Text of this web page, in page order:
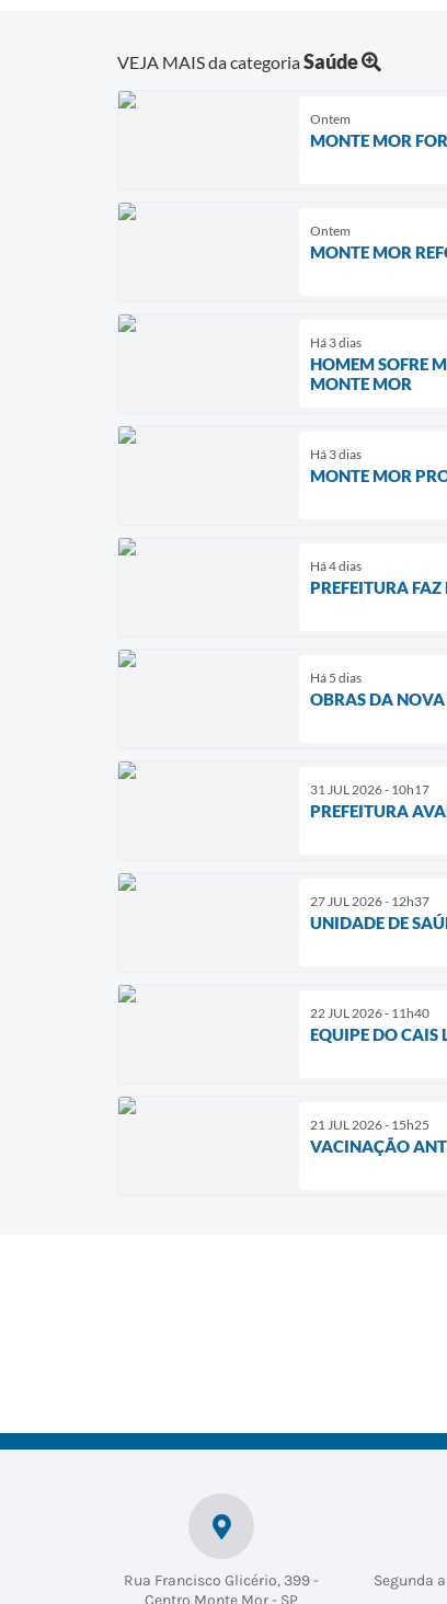
VEJA MAIS da categoriaSaúde
Ontem
MONTE MOR
Ontem
MONTE MOR
Há 3 dias
HOMEM SOFRE
MONTE MOR
Há 3 dias
MONTE MOR
Há 4 dias
PREFEITURA
Há 5 dias
OBRAS DA
31 JUL 2026 - 10h17
PREFEITURA
27 JUL 2026 - 12h37
UNIDADE DE
22 JUL 2026 - 11h40
EQUIPE DO CAIS
21 JUL 2026 - 15h25
VACINAÇÃO
Rua Francisco Glicério, 399 -
Centro Monte Mor - SP
Segunda